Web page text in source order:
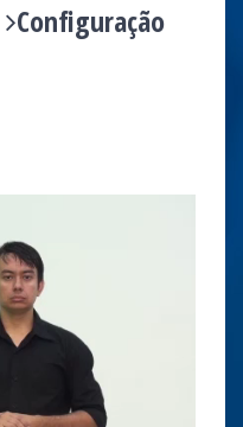
Configuração